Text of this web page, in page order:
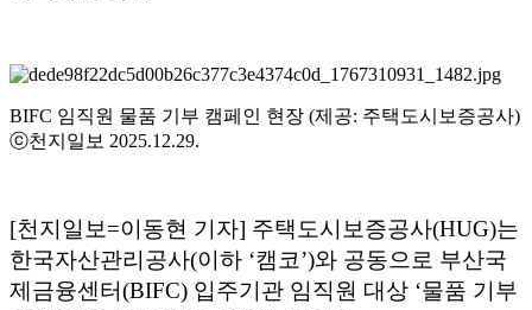
BIFC 임직원 물품 기부 캠페인 현장 (제공: 주택도시보증공사)
ⓒ천지일보 2025.12.29.
[천지일보=이동현 기자] 주택도시보증공사(HUG)는
한국자산관리공사(이하 ‘캠코’)와 공동으로 부산국
제금융센터(BIFC) 입주기관 임직원 대상 ‘물품 기부